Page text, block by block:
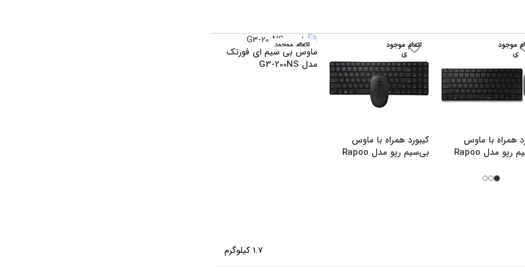
موجود
ی
همراه با ماوس
بی‌سیم رپو مدل Rapoo
اتمام موجود
ی
کیبورد همراه با ماوس
بی‌سیم رپو مدل Rapoo
اتمام موجود
ی
ماوس بی سیم ای فورتک
مدل G3-200NS
1.7 کیلوگرم